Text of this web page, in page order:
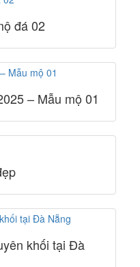
đá 02
– Mẫu mộ 01
khối tại Đà